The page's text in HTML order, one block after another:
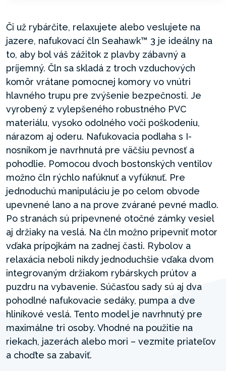
Či už rybárčite, relaxujete alebo veslujete na
jazere, nafukovací čln Seahawk™ 3 je ideálny na
to, aby bol váš zážitok z plavby zábavný a
príjemný. Čln sa skladá z troch vzduchových
komôr vrátane pomocnej komory vo vnútri
hlavného trupu pre zvýšenie bezpečnosti. Je
vyrobený z vylepšeného robustného PVC
materiálu, vysoko odolného voči poškodeniu,
nárazom aj oderu. Nafukovacia podlaha s I-
nosníkom je navrhnutá pre väčšiu pevnosť a
pohodlie. Pomocou dvoch bostonských ventilov
možno čln rýchlo nafúknuť a vyfúknuť. Pre
jednoduchú manipuláciu je po celom obvode
upevnené lano a na prove zvárané pevné madlo.
Po stranách sú pripevnené otočné zámky vesiel
aj držiaky na veslá. Na čln možno pripevniť motor
vďaka prípojkám na zadnej časti. Rybolov a
relaxácia neboli nikdy jednoduchšie vďaka dvom
integrovaným držiakom rybárskych prútov a
puzdru na vybavenie. Súčasťou sady sú aj dva
pohodlné nafukovacie sedáky, pumpa a dve
hliníkové veslá. Tento model je navrhnutý pre
maximálne tri osoby. Vhodné na použitie na
riekach, jazerách alebo mori – vezmite priateľov
a choďte sa zabaviť.